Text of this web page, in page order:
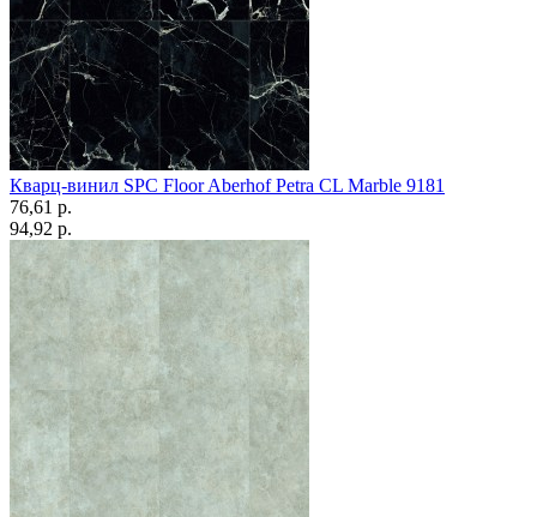
Кварц-винил SPC Floor Aberhof Petra CL Marble 9181
76,61 p.
94,92 p.